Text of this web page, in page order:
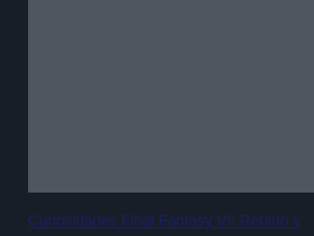
Curiosidades Final Fantasy VII Rebirth y